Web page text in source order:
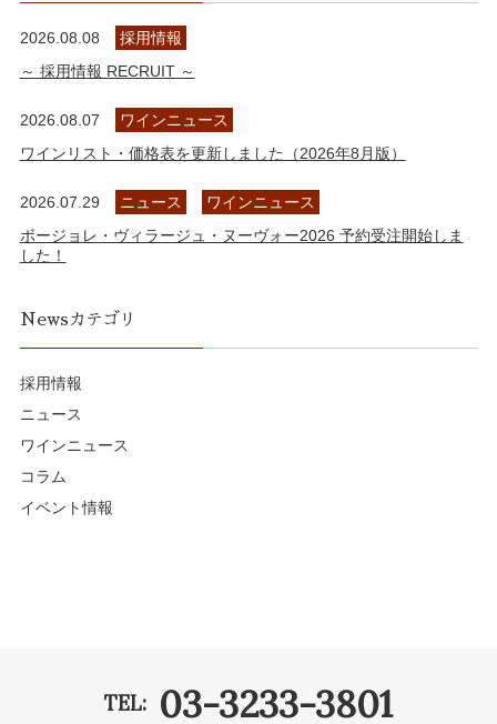
2026.08.08
採用情報
～ 採用情報 RECRUIT ～
2026.08.07
ワインニュース
ワインリスト・価格表を更新しました（2026年8月版）
2026.07.29 ニュース
ワインニュース
ボージョレ・ヴィラージュ・ヌーヴォー2026 予約受注開始しま
した！
Newsカテゴリ
採用情報
ニュース
ワインニュース
コラム
イベント情報
TEL: 03-3233-3801